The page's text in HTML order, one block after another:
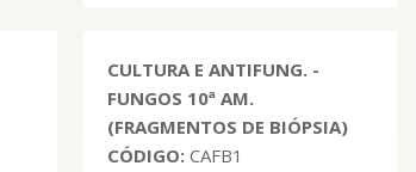
CULTURA E ANTIFUNG. -
FUNGOS 10ª AM.
(FRAGMENTOS DE BIÓPSIA)
CÓDIGO:CAFB1